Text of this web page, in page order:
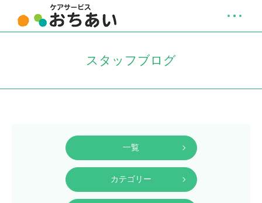
スタッフブログ
一覧
カテゴリー